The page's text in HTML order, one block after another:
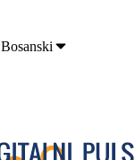
Bosanski